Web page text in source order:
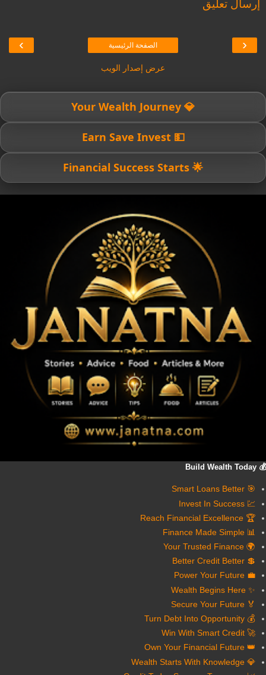
إرسال تعليق
‹
› الصفحة الرئيسية
عرض إصدار الويب
💎 Your Wealth Journey
💵 Earn Save Invest
🌟 Financial Success Starts
💰 Build Wealth Today
🎯 Smart Loans Better
💹 Invest In Success
🏆 Reach Financial Excellence
📊 Finance Made Simple
🌍 Your Trusted Finance
💲 Better Credit Better
💼 Power Your Future
✨ Wealth Begins Here
🏅 Secure Your Future
💰 Turn Debt Into Opportunity
🚀 Win With Smart Credit
👑 Own Your Financial Future
💎 Wealth Starts With Knowledge